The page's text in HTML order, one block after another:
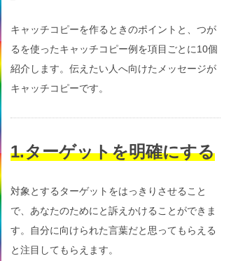
キャッチコピーを作るときのポイントと、つが
るを使ったキャッチコピー例を項目ごとに10個
紹介します。伝えたい人へ向けたメッセージが
キャッチコピーです。
1.ターゲットを明確にする
対象とするターゲットをはっきりさせること
で、あなたのためにと訴えかけることができま
す。自分に向けられた言葉だと思ってもらえる
と注目してもらえます。